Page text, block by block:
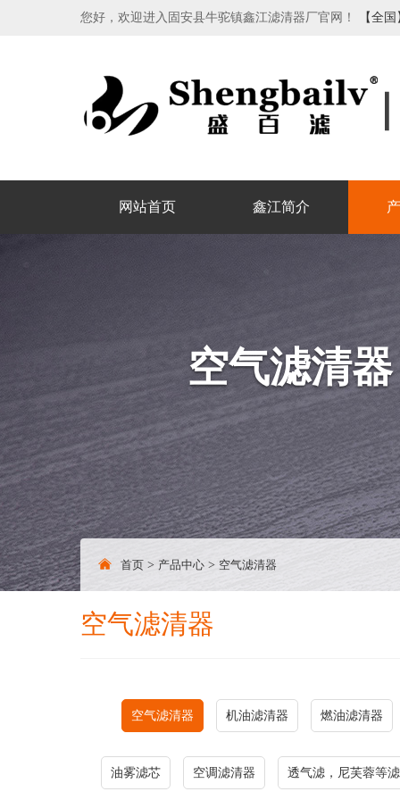
您好，欢迎进入固安县牛驼镇鑫江滤清器厂官网！ 【全
网站首页 鑫江简介
空气滤清器
首页 > 产品中心 > 空气滤清器
空气滤清器
空气滤清器 机油滤清器 燃油滤清器
油雾滤芯 空调滤清器 透气滤，尼芙蓉等